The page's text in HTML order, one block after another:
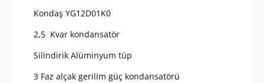
Kondaş YG12D01K0
2,5 Kvar kondansatör
Silindirik Alüminyum tüp
3 Faz alçak gerilim güç kondansatörü